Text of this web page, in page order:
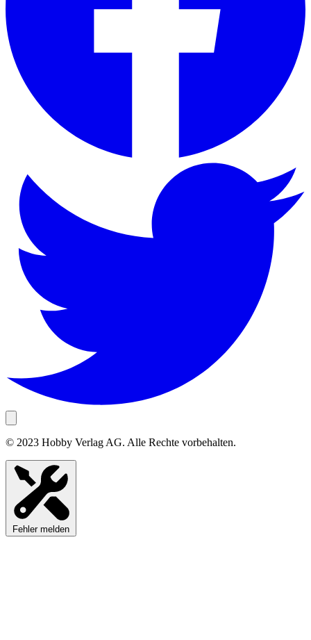
© 2023 Hobby Verlag AG. Alle Rechte vorbehalten.
Fehler melden